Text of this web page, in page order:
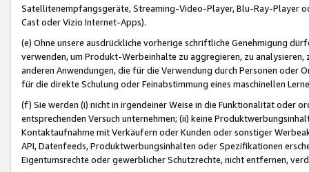
Satellitenempfangsgeräte, Streaming-Video-Player, Blu-Ray-Player
Cast oder Vizio Internet-Apps).
(e) Ohne unsere ausdrückliche vorherige schriftliche Genehmigung
verwenden, um Produkt-Werbeinhalte zu aggregieren, zu
anderen Anwendungen, die für die Verwendung durch Personen
für die direkte Schulung oder Feinabstimmung eines maschinellen
(f) Sie werden (i) nicht in irgendeiner Weise in die Funktionalität oder
entsprechenden Versuch unternehmen; (ii) keine
Kontaktaufnahme mit Verkäufern oder Kunden oder sonstiger
API, Datenfeeds, Produktwerbungsinhalten oder Spezifikationen
Eigentumsrechte oder gewerblicher Schutzrechte, nicht entfernen,